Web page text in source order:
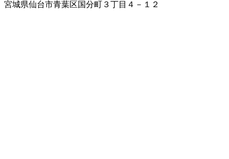
宮城県仙台市青葉区国分町３丁目４－１２